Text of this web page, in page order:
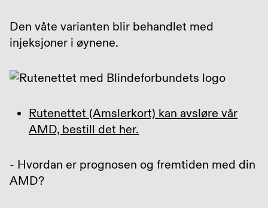
Den våte varianten blir behandlet med
injeksjoner i øynene.
Rutenettet (Amslerkort) kan avsløre vår
AMD, bestill det her.
- Hvordan er prognosen og fremtiden med din
AMD?